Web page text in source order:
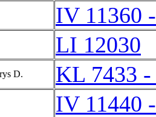
IV 11360
LI 12030
D. KL 7433
IV 11440